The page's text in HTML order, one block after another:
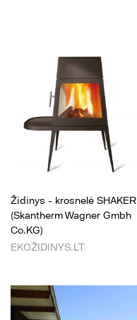
Židinys - krosnelė SHAKER
(Skantherm Wagner Gmbh
Co.KG)
EKOŽIDINYS.LT